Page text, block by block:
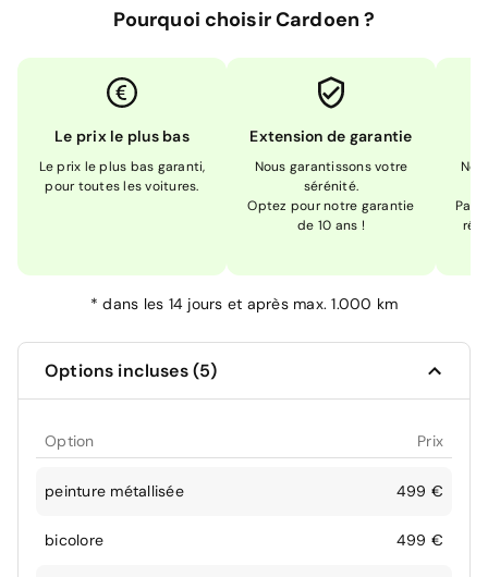
Pourquoi choisir Cardoen ?
Le prix le plus bas
Le prix le plus bas garanti,
pour toutes les voitures.
Extension de garantie
Nous garantissons votre
sérénité.
Optez pour notre garantie
de 10 ans !
Pas
*dans les 14 jours et après max. 1.000 km
Options incluses (5)
Option Prix
peinture métallisée 499 €
bicolore 499 €